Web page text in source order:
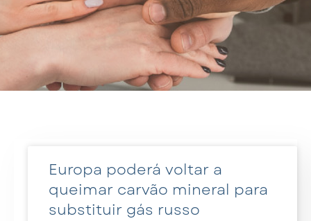
Europa poderá voltar a
queimar carvão mineral para
substituir gás russo